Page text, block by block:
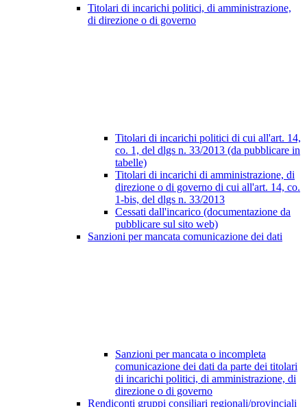
Titolari di incarichi politici, di amministrazione,
di direzione o di governo
Titolari di incarichi politici di cui all'art. 14,
co. 1, del dlgs n. 33/2013 (da pubblicare in
tabelle)
Titolari di incarichi di amministrazione, di
direzione o di governo di cui all'art. 14, co.
1-bis, del dlgs n. 33/2013
Cessati dall'incarico (documentazione da
pubblicare sul sito web)
Sanzioni per mancata comunicazione dei dati
Sanzioni per mancata o incompleta
comunicazione dei dati da parte dei titolari
di incarichi politici, di amministrazione, di
direzione o di governo
Rendiconti gruppi consiliari regionali/provinciali